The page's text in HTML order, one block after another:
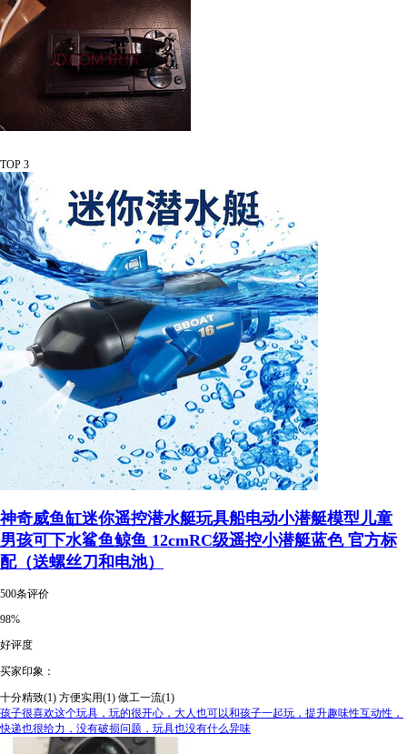
TOP 3
神奇威鱼缸迷你遥控潜水艇玩具船电动小潜艇模型儿童
男孩可下水鲨鱼鲸鱼 12cmRC级遥控小潜艇蓝色 官方标
配（送螺丝刀和电池）
500条评价
98%
好评度
买家印象：
十分精致(1) 方便实用(1) 做工一流(1)
孩子很喜欢这个玩具，玩的很开心，大人也可以和孩子一起玩，提升趣味性互动性，
快递也很给力，没有破损问题，玩具也没有什么异味